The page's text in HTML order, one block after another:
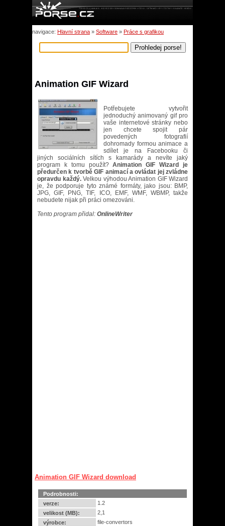
navigace: Hlavní strana » Software » Práce s grafikou
Animation GIF Wizard
Potřebujete vytvořit
jednoduchý animovaný gif pro
vaše internetové stránky nebo
jen chcete spojit pár
povedených fotografií
dohromady formou animace a
sdílet je na Facebooku či
jiných sociálních sítích s kamarády a nevíte jaký
program k tomu použít?Animation GIF Wizard je
předurčen k tvorbě GIF animací a ovládat jej zvládne
opravdu každý.Velkou výhodou Animation GIF Wizard
je, že podporuje tyto známé formáty, jako jsou: BMP,
JPG, GIF, PNG, TIF, ICO, EMF, WMF, WBMP, takže
nebudete nijak při práci omezováni.
Tento program přidal: OnlineWriter
Animation GIF Wizard download
Podrobnosti:
verze:
1.2
velikost (MB):
2,1
výrobce:
file-convertors